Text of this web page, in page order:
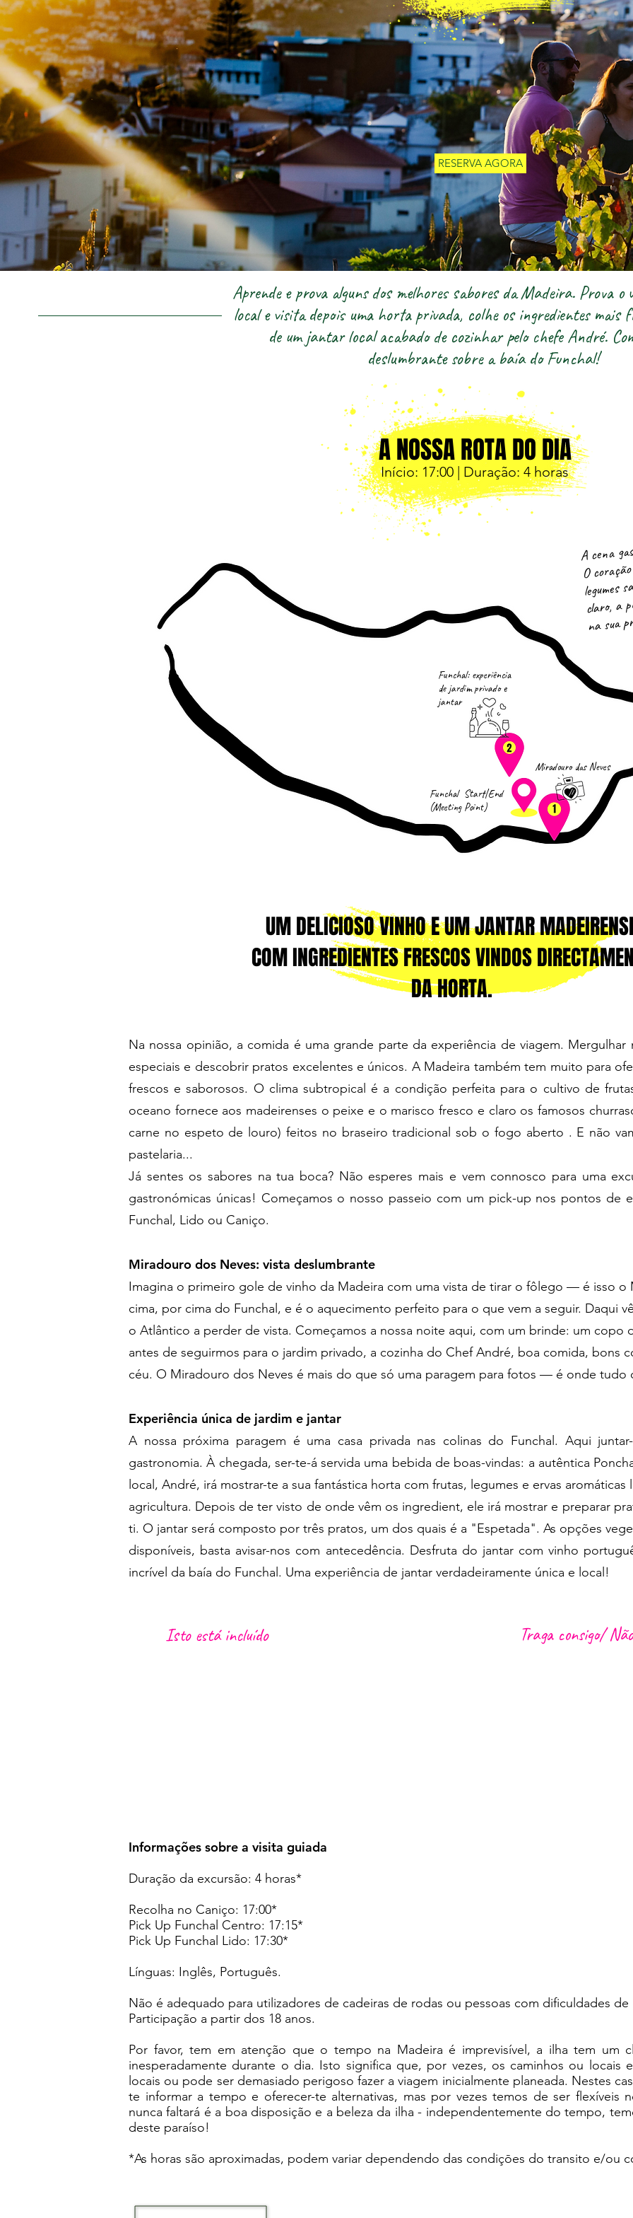
RESERVA AGORA
Aprende e prova alguns dos melhores sabores da Madeira. Prova
local e visita depois uma horta privada, colhe os ingredientes mais
de um jantar local acabado de cozinhar pelo chefe André.
deslumbrante sobre a baía do Funchal!
A cena
O
legumes
claro, a
na sua
A NOSSA ROTA DO DIA
Início: 17:00 | Duração: 4 horas
Miradouro das Neves
Funchal Start|End
(Meeting Point)
Funchal: experiência
de jardim privado e
jantar
UM DELICIOSO VINHO E UM JANTAR
COM INGREDIENTES FRESCOS VINDOS
DA HORTA.
Na nossa opinião, a comida é uma grande parte da experiência de viagem. Mergulhar
especiais e descobrir pratos excelentes e únicos. A Madeira também tem muito para
frescos e saborosos. O clima subtropical é a condição perfeita para o cultivo de
oceano fornece aos madeirenses o peixe e o marisco fresco e claro os famosos
carne no espeto de louro) feitos no braseiro tradicional sob o fogo aberto . E não
pastelaria...
Já sentes os sabores na tua boca? Não esperes mais e vem connosco para uma
gastronómicas únicas! Começamos o nosso passeio com um pick-up nos pontos
Funchal, Lido ou Caniço.
Miradouro dos Neves: vista deslumbrante
Imagina o primeiro gole de vinho da Madeira com uma vista de tirar o fôlego — é isso o
cima, por cima do Funchal, e é o aquecimento perfeito para o que vem a seguir. Daqui
o Atlântico a perder de vista. Começamos a nossa noite aqui, com um brinde: um copo
antes de seguirmos para o jardim privado, a cozinha do Chef André, boa comida, bons
céu. O Miradouro dos Neves é mais do que só uma paragem para fotos — é onde tudo
Experiência única de jardim e jantar
A nossa próxima paragem é uma casa privada nas colinas do Funchal. Aqui
gastronomia. À chegada, ser-te-á servida uma bebida de boas-vindas: a autêntica
local, André, irá mostrar-te a sua fantástica horta com frutas, legumes e ervas
agricultura. Depois de ter visto de onde vêm os ingredient, ele irá mostrar e preparar
ti. O jantar será composto por três pratos, um dos quais é a "Espetada". As opções
disponíveis, basta avisar-nos com antecedência. Desfruta do jantar com vinho
incrível da baía do Funchal. Uma experiência de jantar verdadeiramente única e local!
Isto está incluído Traga consigo/
Informações sobre a visita guiada
Duração da excursão: 4 horas*
Recolha no Caniço: 17:00*
Pick Up Funchal Centro: 17:15*
Pick Up Funchal Lido: 17:30*
Línguas: Inglês, Português.
Não é adequado para utilizadores de cadeiras de rodas ou pessoas com dificuldades
Participação a partir dos 18 anos.
Por favor, tem em atenção que o tempo na Madeira é imprevisível, a ilha tem um
inesperadamente durante o dia. Isto significa que, por vezes, os caminhos ou locais
locais ou pode ser demasiado perigoso fazer a viagem inicialmente planeada. Nestes
te informar a tempo e oferecer-te alternativas, mas por vezes temos de ser flexíveis
nunca faltará é a boa disposição e a beleza da ilha - independentemente do tempo,
deste paraíso!
*As horas são aproximadas, podem variar dependendo das condiçōes do transito e/ou